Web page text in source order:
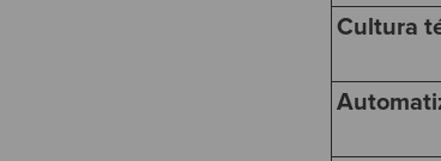
Cultura